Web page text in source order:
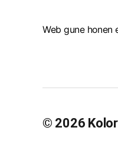
Web gune honen
© 2026